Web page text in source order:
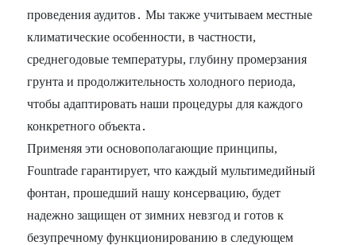
проведения аудитов․ Мы также учитываем местные
климатические особенности, в частности,
среднегодовые температуры, глубину промерзания
грунта и продолжительность холодного периода,
чтобы адаптировать наши процедуры для каждого
конкретного объекта․
Применяя эти основополагающие принципы,
Fountrade гарантирует, что каждый мультимедийный
фонтан, прошедший нашу консервацию, будет
надежно защищен от зимних невзгод и готов к
безупречному функционированию в следующем